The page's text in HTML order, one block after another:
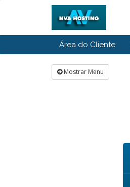
Área do Cliente
Mostrar Menu